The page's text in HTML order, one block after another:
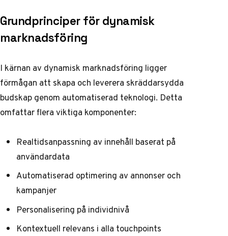
Grundprinciper för dynamisk
marknadsföring
I kärnan av dynamisk marknadsföring ligger
förmågan att skapa och leverera skräddarsydda
budskap genom automatiserad teknologi. Detta
omfattar flera viktiga komponenter:
Realtidsanpassning av innehåll baserat på
användardata
Automatiserad optimering av annonser och
kampanjer
Personalisering på individnivå
Kontextuell relevans i alla touchpoints